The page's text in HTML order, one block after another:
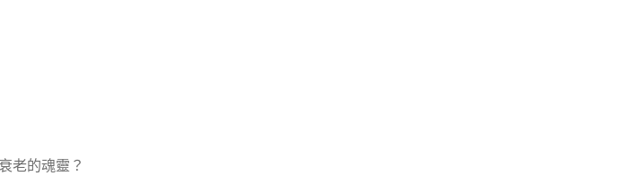
老的魂靈？